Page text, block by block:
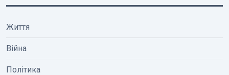
Життя
Війна
Політика